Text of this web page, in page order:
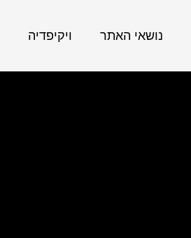
נושאי האתר ויקיפדיה